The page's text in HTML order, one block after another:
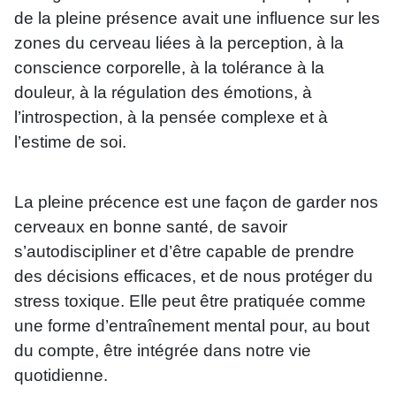
de la pleine présence avait une influence sur les
zones du cerveau liées à la perception, à la
conscience corporelle, à la tolérance à la
douleur, à la régulation des émotions, à
l’introspection, à la pensée complexe et à
l’estime de soi.
La pleine précence est une façon de garder nos
cerveaux en bonne santé, de savoir
s’autodiscipliner et d’être capable de prendre
des décisions efficaces, et de nous protéger du
stress toxique. Elle peut être pratiquée comme
une forme d’entraînement mental pour, au bout
du compte, être intégrée dans notre vie
quotidienne.